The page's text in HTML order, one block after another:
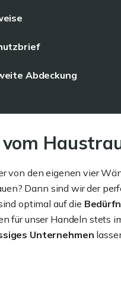
Abdeckung
von den eigenen vier
Dann sind wir der
optimal auf die
für unser Handeln stets
Unternehmen